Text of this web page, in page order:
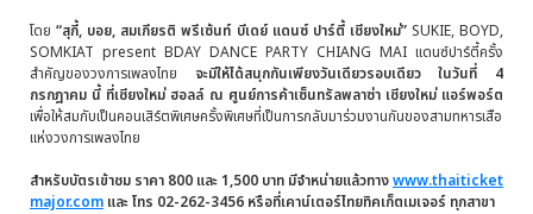
โดย“สุกี้, บอย, สมเกียรติ พรีเซ้นท์ บีเดย์ แดนซ์ ปาร์ตี้ เชียงใหม่”SUKIE, BOYD,
SOMKIAT present BDAY DANCE PARTY CHIANG MAI แดนซ์ปาร์ตี้ครั้ง
สำคัญของวงการเพลงไทย จะมีให้ได้สนุกกันเพียงวันเดียวรอบเดียว ในวันที่ 4
กรกฎาคม นี้ ที่เชียงใหม่ฮอลล์ ณ ศูนย์การค้าเซ็นทรัลพลาซ่า เชียงใหม่ แอร์พอร์ต
เพื่อให้สมกับเป็นคอนเสิร์ตพิเศษครั้งพิเศษที่เป็นการกลับมาร่วมงานกันของสามทหารเสือ
แห่งวงการเพลงไทย
สำหรับบัตรเข้าชม ราคา 800 และ 1,500 บาท มีจำหน่ายแล้วทางwww.thaiticket
major.com และ โทร 02-262-3456 หรือที่เคาน์เตอร์ไทยทิคเก็ตเมเจอร์ ทุกสาขา